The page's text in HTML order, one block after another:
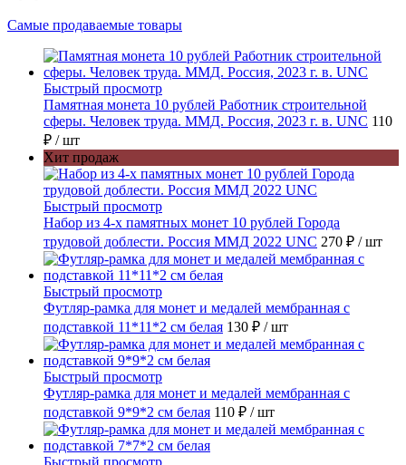
Самые продаваемые товары
Быстрый просмотр
Памятная монета 10 рублей Работник строительной
сферы. Человек труда. ММД. Россия, 2023 г. в. UNC 110
₽ / шт
Хит продаж
Быстрый просмотр
Набор из 4-х памятных монет 10 рублей Города
трудовой доблести. Россия ММД 2022 UNC 270 ₽ / шт
Быстрый просмотр
Футляр-рамка для монет и медалей мембранная с
подставкой 11*11*2 см белая 130 ₽ / шт
Быстрый просмотр
Футляр-рамка для монет и медалей мембранная с
подставкой 9*9*2 см белая 110 ₽ / шт
Быстрый просмотр